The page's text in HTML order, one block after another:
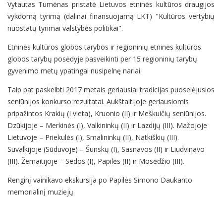
Vytautas Tumėnas pristatė Lietuvos etninės kultūros draugijos
vykdomą tyrimą (dalinai finansuojamą LKT) "Kultūros vertybių
nuostatų tyrimai valstybės politikai".
Etninės kultūros globos tarybos ir regioninių etninės kultūros
globos tarybų posėdyje pasveikinti per 15 regioninių tarybų
gyvenimo metų ypatingai nusipelnę nariai.
Taip pat paskelbti 2017 metais geriausiai tradicijas puoselėjusios
seniūnijos konkurso rezultatai. Aukštaitijoje geriausiomis
pripažintos Krakių (I vieta), Kruonio (II) ir Meškuičių seniūnijos.
Dzūkijoje – Merkinės (I), Valkininkų (II) ir Lazdijų (III). Mažojoje
Lietuvoje – Priekulės (I), Smalininkų (II), Natkiškių (III).
Suvalkijoje (Sūduvoje) – Šunskų (I), Sasnavos (II) ir Liudvinavo
(III). Žemaitijoje – Sedos (I), Papilės (II) ir Mosėdžio (III).
Renginį vainikavo ekskursija po Papilės Simono Daukanto
memorialinį muziejų.